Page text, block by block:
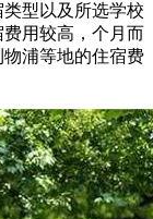
型以及所选学校
用较高，个月 而
浦等地的住宿费